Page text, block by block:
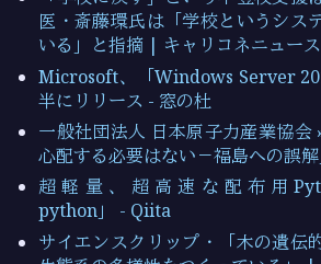
医・斎藤環氏は「学校というシス
いる」と指摘 | キャリコネニュース
Microsoft、「Windows Server
半にリリース - 窓の杜
一般社団法人 日本原子力産業協会
心配する必要はない－福島への誤解
超軽量、超高速な配布用
python」 - Qiita
サイエンスクリップ・「木の遺伝